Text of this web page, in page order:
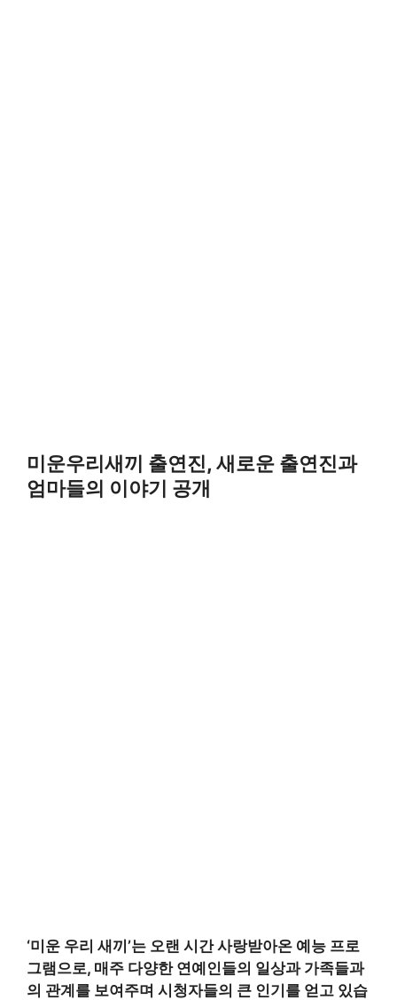
미운우리새끼 출연진, 새로운 출연진과
엄마들의 이야기 공개
‘미운 우리 새끼’는 오랜 시간 사랑받아온 예능 프로
그램으로, 매주 다양한 연예인들의 일상과 가족들과
의 관계를 보여주며 시청자들의 큰 인기를 얻고 있습